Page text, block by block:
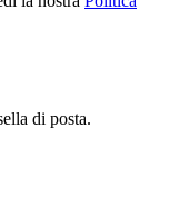
di posta.